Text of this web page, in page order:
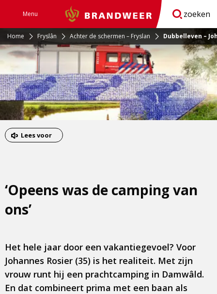
Menu Brandweer zoeken
Home Fryslân Achter de schermen – Fryslan Dubbelleven –
Lees voor
‘Opeens was de camping van
ons’
Het hele jaar door een vakantiegevoel? Voor
Johannes Rosier (35) is het realiteit. Met zijn
vrouw runt hij een prachtcamping in Damwâld.
En dat combineert prima met een baan als